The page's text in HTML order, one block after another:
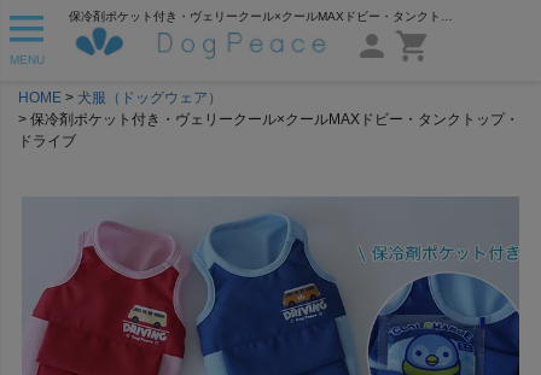
MENU
HOME
犬服（ドッグウェア）
保冷剤ポケット付き・ヴェリークール×クールMAXドビー・タンクトップ・
ドライブ